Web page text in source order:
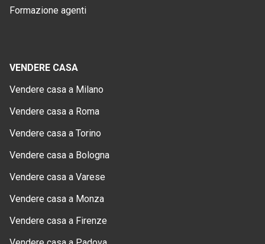
Formazione agenti
VENDERE CASA
Vendere casa a Milano
Vendere casa a Roma
Vendere casa a Torino
Vendere casa a Bologna
Vendere casa a Varese
Vendere casa a Monza
Vendere casa a Firenze